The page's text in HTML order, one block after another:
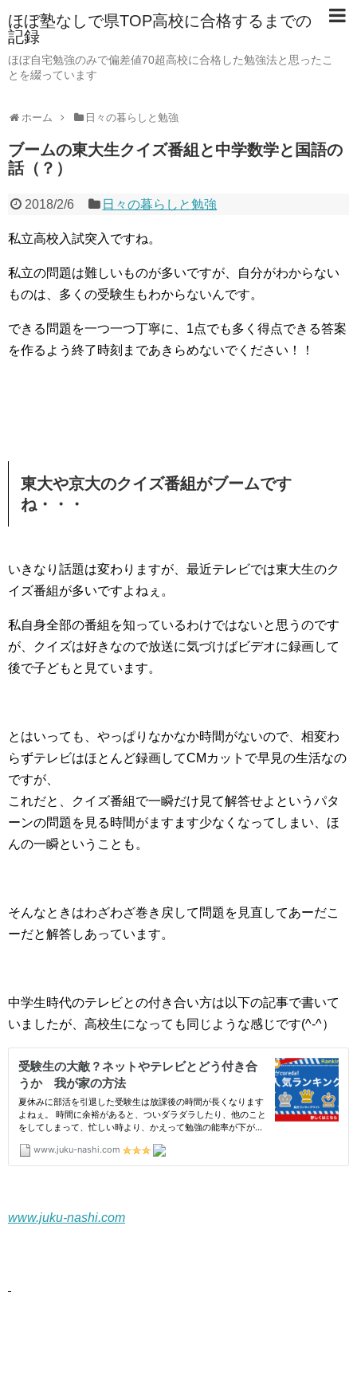
ほぼ塾なしで県TOP高校に合格するまでの
記録
ほぼ自宅勉強のみで偏差値70超高校に合格した勉強法と思ったこ
とを綴っています
ホーム 日々の暮らしと勉強
ブームの東大生クイズ番組と中学数学と国語の
話（？）
2018/2/6 日々の暮らしと勉強
私立高校入試突入ですね。
私立の問題は難しいものが多いですが、自分がわからない
ものは、多くの受験生もわからないんです。
できる問題を一つ一つ丁寧に、1点でも多く得点できる答案
を作るよう終了時刻まであきらめないでください！！
東大や京大のクイズ番組がブームです
ね・・・
いきなり話題は変わりますが、最近テレビでは東大生のク
イズ番組が多いですよねぇ。
私自身全部の番組を知っているわけではないと思うのです
が、クイズは好きなので放送に気づけばビデオに録画して
後で子どもと見ています。
とはいっても、やっぱりなかなか時間がないので、相変わ
らずテレビはほとんど録画してCMカットで早見の生活なの
ですが、
これだと、クイズ番組で一瞬だけ見て解答せよというパタ
ーンの問題を見る時間がますます少なくなってしまい、ほ
んの一瞬ということも。
そんなときはわざわざ巻き戻して問題を見直してあーだこ
ーだと解答しあっています。
中学生時代のテレビとの付き合い方は以下の記事で書いて
いましたが、高校生になっても同じような感じです(^-^）
www.juku-nashi.com